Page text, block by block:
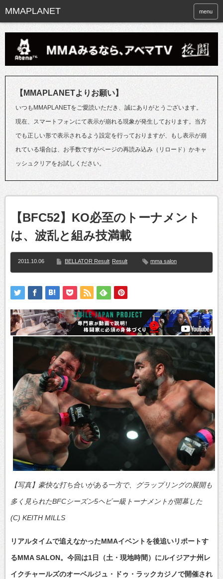
menu
【MMAPLANETよりお願い】
いつもMMAPLANETをご愛読いただき、誠にありがとうございます。
現在、スマートフォンにて表示が崩れる現象が発生しております。当方
でも正しい形で表示されるよう設定を行っておりますが、もし表示が崩
れている場合は、お手数ですがページの再読み込み（リロード）かキャ
ッシュクリアをお試しください。
【BFC52】KO必至のトーナメント
は、波乱と組み技満載
2011.10.06 BELLATOR Result Result mma salon
【写真】豪快な打ち合いがある一方で、グラップリングの展開も
多く見られたBFCシーズン5ヘビー級トーナメントが開幕した
(C) KEITH MILLS
リアルタイムで追えなかったMMAイベントを後追いリポートす
るMMA SALON。今回は1日（土・現地時間）にルイジアナ州レ
イクチャールズのオーベルジュ・ドゥ・ラックカジノで開催され